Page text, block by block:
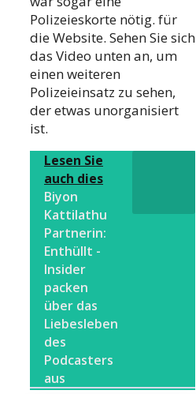
Polizeieskorte nötig. für
die Website. Sehen Sie sich
das Video unten an, um
einen weiteren
Polizeieinsatz zu sehen,
der etwas unorganisiert
ist.
Lesen Sie
auch dies
Biyon
Kattilathu
Partnerin:
Enthüllt -
Insider
packen
über das
Liebesleben
des
Podcasters
aus